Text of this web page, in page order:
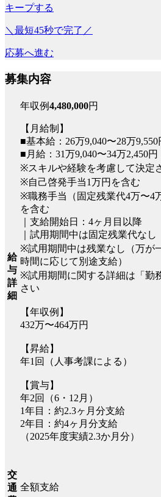
キープする
＼最短45秒で完了／
応募へ進む
募集内容
給
与
詳
細
年収例4,480,000円
【月給制】
■基本給：26万9,040〜28万9,550
■月給：31万9,040〜34万2,450円
※スキルや経験を考慮して決定
※自己啓発手当1万円を含む
※職務手当（固定残業代4万〜4
を含む
｜支給開始日：4ヶ月目以降
｜試用期間中は固定残業代なし
※試用期間中は残業なし（万が
時間に応じて別途支給）
※試用期間に関する詳細は「勤
さい
【年収例】
432万〜464万円
【昇給】
年1回（人事考課による）
【賞与】
年2回（6・12月）
1年目：約2.3ヶ月分支給
2年目：約4ヶ月分支給
（2025年度実績2.3か⽉分）
交
通 全額支給